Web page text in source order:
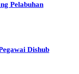
Pelabuhan
Dishub